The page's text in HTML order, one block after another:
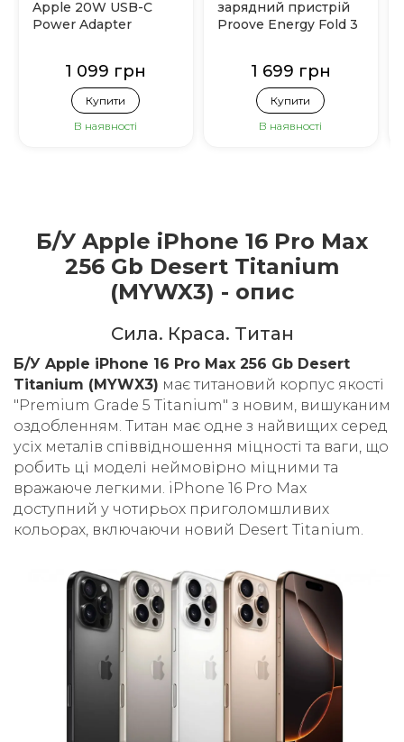
Apple 20W USB-C
Power Adapter
1 099 грн
Купити
В наявності
зарядний пристрій
Proove Energy Fold 3
1 699 грн
Купити
В наявності
Б/У Apple iPhone 16 Pro Max
256 Gb Desert Titanium
(MYWX3) - опис
Cила. Краса. Титан
Б/У Apple iPhone 16 Pro Max 256 Gb Desert
Titanium (MYWX3) має титановий корпус якості
"Premium Grade 5 Titanium" з новим, вишуканим
оздобленням. Титан має одне з найвищих серед
усіх металів співвідношення міцності та ваги, що
робить ці моделі неймовірно міцними та
вражаюче легкими. iPhone 16 Pro Max
доступний у чотирьох приголомшливих
кольорах, включаючи новий Desert Titanium.